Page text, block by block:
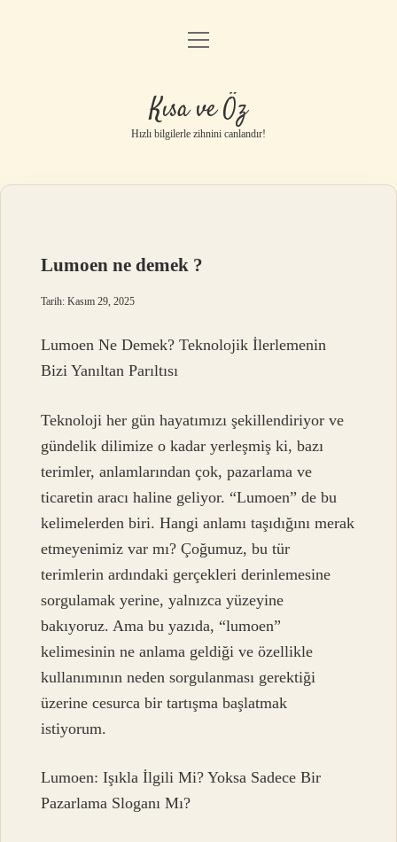
Anasayfa
Gizlilik Politikası
Yasal Uyarı
menüyü
Kısa ve Öz
Hızlı bilgilerle zihnini canlandır!
Lumoen ne demek ?
Tarih: Kasım 29, 2025
Lumoen Ne Demek? Teknolojik İlerlemenin
Bizi Yanıltan Parıltısı
Teknoloji her gün hayatımızı şekillendiriyor ve
gündelik dilimize o kadar yerleşmiş ki, bazı
terimler, anlamlarından çok, pazarlama ve
ticaretin aracı haline geliyor. “Lumoen” de bu
kelimelerden biri. Hangi anlamı taşıdığını merak
etmeyenimiz var mı? Çoğumuz, bu tür
terimlerin ardındaki gerçekleri derinlemesine
sorgulamak yerine, yalnızca yüzeyine
bakıyoruz. Ama bu yazıda, “lumoen”
kelimesinin ne anlama geldiği ve özellikle
kullanımının neden sorgulanması gerektiği
üzerine cesurca bir tartışma başlatmak
istiyorum.
Lumoen: Işıkla İlgili Mi? Yoksa Sadece Bir
Pazarlama Sloganı Mı?